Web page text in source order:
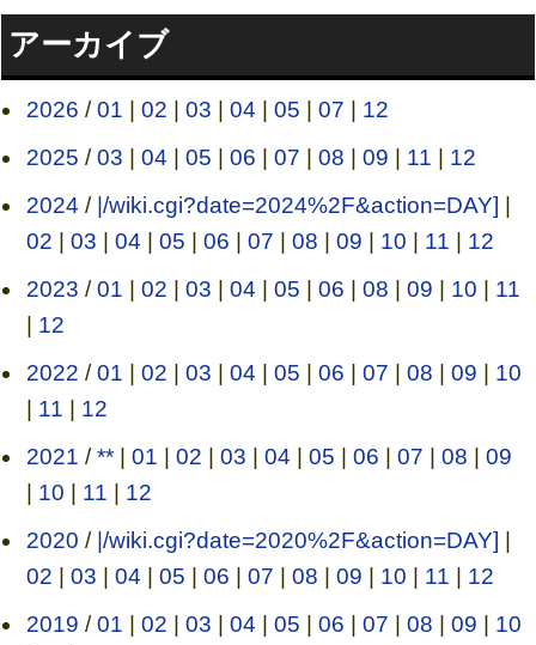
アーカイブ
2026 /01 | 02 | 03 | 04 | 05 | 07 | 12
2025 /03 | 04 | 05 | 06 | 07 | 08 | 09 | 11 | 12
2024 / |/wiki.cgi?date=2024%2F&action=DAY] |
02 | 03 | 04 | 05 | 06 | 07 | 08 | 09 | 10 | 11 | 12
2023 /01 | 02 | 03 | 04 | 05 | 06 | 08 | 09 | 10 | 11
| 12
2022 /01 | 02 | 03 | 04 | 05 | 06 | 07 | 08 | 09 | 10
| 11 | 12
2021 /**| 01 | 02 | 03 | 04 | 05 | 06 | 07 | 08 | 09
| 10 | 11 | 12
2020 / |/wiki.cgi?date=2020%2F&action=DAY] |
02 | 03 | 04 | 05 | 06 | 07 | 08 | 09 | 10 | 11 | 12
2019 /01 | 02 | 03 | 04 | 05 | 06 | 07 | 08 | 09 | 10